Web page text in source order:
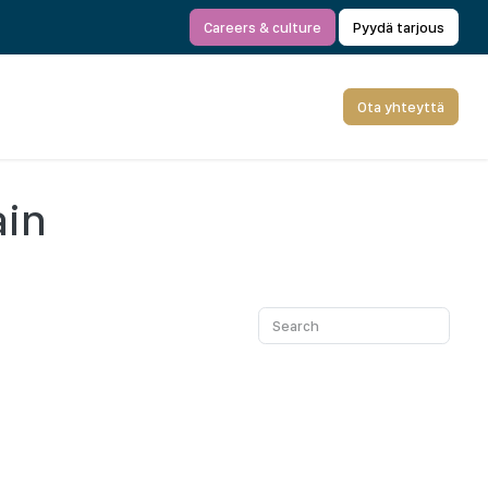
Careers & culture Pyydä tarjous
Ota yhteyttä